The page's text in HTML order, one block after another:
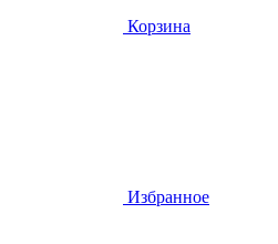
Корзина
Избранное